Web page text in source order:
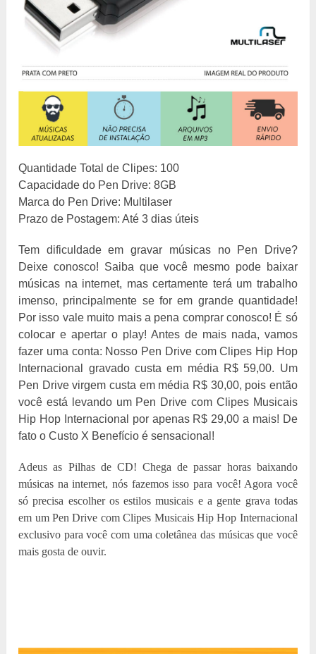
Quantidade Total de Clipes: 100
Capacidade do Pen Drive: 8GB
Marca do Pen Drive: Multilaser
Prazo de Postagem: Até 3 dias úteis
Tem dificuldade em gravar músicas no Pen Drive?
Deixe conosco! Saiba que você mesmo pode baixar
músicas na internet, mas certamente terá um trabalho
imenso, principalmente se for em grande quantidade!
Por isso vale muito mais a pena comprar conosco! É só
colocar e apertar o play! Antes de mais nada, vamos
fazer uma conta: Nosso Pen Drive com Clipes Hip Hop
Internacional gravado custa em média R$ 59,00. Um
Pen Drive virgem custa em média R$ 30,00, pois então
você está levando um Pen Drive com Clipes Musicais
Hip Hop Internacional por apenas R$ 29,00 a mais! De
fato o Custo X Benefício é sensacional!
Adeus as Pilhas de CD! Chega de passar horas baixando
músicas na internet, nós fazemos isso para você! Agora você
só precisa escolher os estilos musicais e a gente grava todas
em um Pen Drive com Clipes Musicais Hip Hop Internacional
exclusivo para você com uma coletânea das músicas que você
mais gosta de ouvir.